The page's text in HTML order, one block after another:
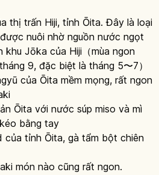
thị trấn Hiji, tỉnh Ōita. Đây là loại
nuôi nhờ nguồn nước ngọt
khu Jōka của Hiji（mùa ngon
9, đặc biệt là tháng 5〜7）
của Ōita mềm mọng, rất ngon
Ōita với nước súp miso và mì
bằng tay
của tỉnh Ōita, gà tẩm bột chiên
món nào cũng rất ngon.